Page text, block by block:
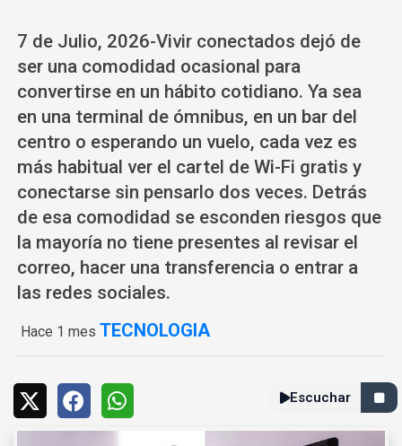
7 de Julio, 2026-Vivir conectados dejó de
ser una comodidad ocasional para
convertirse en un hábito cotidiano. Ya sea
en una terminal de ómnibus, en un bar del
centro o esperando un vuelo, cada vez es
más habitual ver el cartel de Wi-Fi gratis y
conectarse sin pensarlo dos veces. Detrás
de esa comodidad se esconden riesgos que
la mayoría no tiene presentes al revisar el
correo, hacer una transferencia o entrar a
las redes sociales.
Hace 1 mes TECNOLOGIA
Escuchar